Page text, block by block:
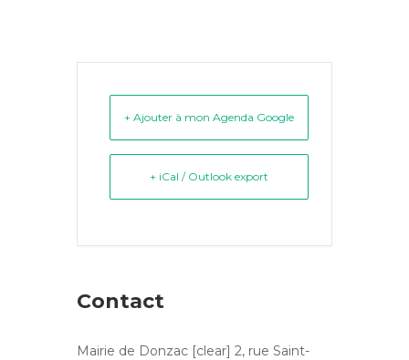
+ Ajouter à mon Agenda Google
+ iCal / Outlook export
Contact
Mairie de Donzac [clear] 2, rue Saint-